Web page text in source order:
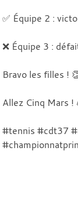
✅ Équipe 2 :
❌ Équipe 3 :
Bravo les filles !
Allez Cinq Mars !
#tennis #cdt37